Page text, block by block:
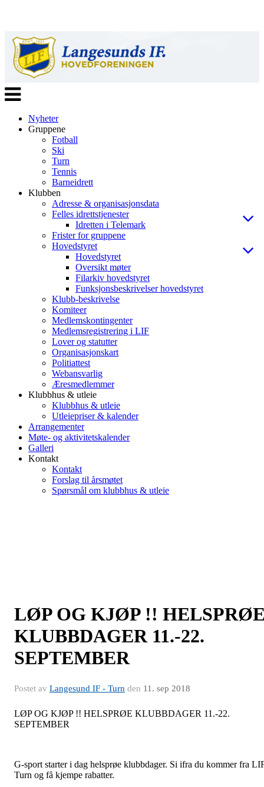
Veksle
navigasjon
Nyheter
Gruppene
Fotball
Ski
Turn
Tennis
Barneidrett
Klubben
Adresse & organisasjonsdata
Felles idrettstjenester
Idretten i Telemark
Frister for gruppene
Hovedstyret
Hovedstyret
Oversikt møter
Filarkiv hovedstyret
Funksjonsbeskrivelser hovedstyret
Klubb-beskrivelse
Komiteer
Medlemskontingenter
Medlemsregistrering i LIF
Lover og statutter
Organisasjonskart
Politiattest
Webansvarlig
Æresmedlemmer
Klubbhus & utleie
Klubbhus & utleie
Utleiepriser & kalender
Arrangementer
Møte- og aktivitetskalender
Galleri
Kontakt
Kontakt
Forslag til årsmøtet
Spørsmål om klubbhus & utleie
LØP OG KJØP !!
KLUBBDAGER 11.-22.
SEPTEMBER
Postet av Langesund IF - Turn den 11. sep 2018
LØP OG KJØP !! HELSPRØE KLUBBDAGER 11.-22.
SEPTEMBER
G-sport starter i dag helsprøe klubbdager. Si ifra du kommer fra
Turn og få kjempe rabatter.